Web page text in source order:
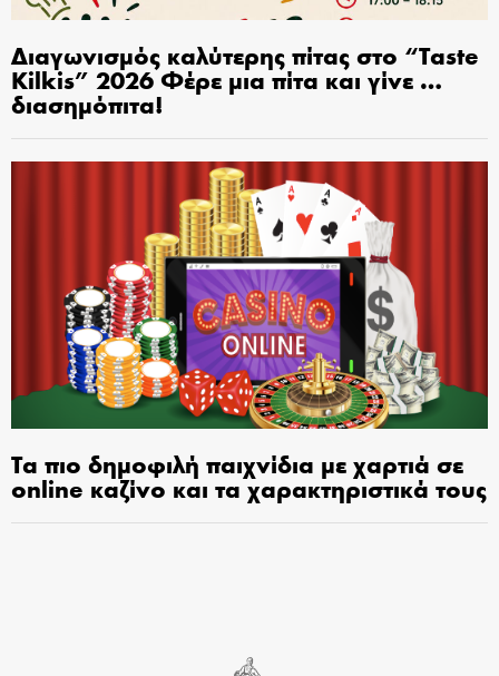
Διαγωνισμός καλύτερης πίτας στο “Taste
Kilkis” 2026 Φέρε μια πίτα και γίνε …
διασημόπιτα!
Τα πιο δημοφιλή παιχνίδια με χαρτιά σε
online καζίνο και τα χαρακτηριστικά τους